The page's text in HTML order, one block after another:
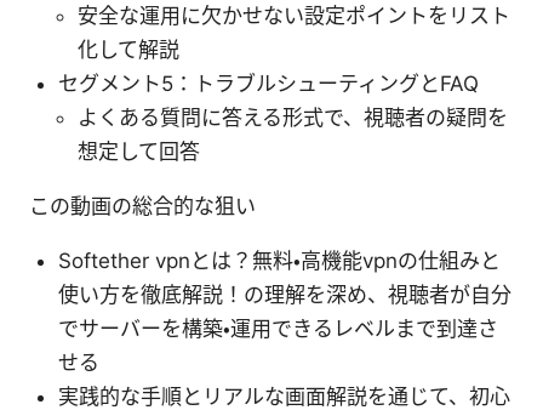
安全な運用に欠かせない設定ポイントをリスト
化して解説
セグメント5：トラブルシューティングとFAQ
よくある質問に答える形式で、視聴者の疑問を
想定して回答
この動画の総合的な狙い
Softether vpnとは？無料・高機能vpnの仕組みと
使い方を徹底解説！の理解を深め、視聴者が自分
でサーバーを構築・運用できるレベルまで到達さ
せる
実践的な手順とリアルな画面解説を通じて、初心